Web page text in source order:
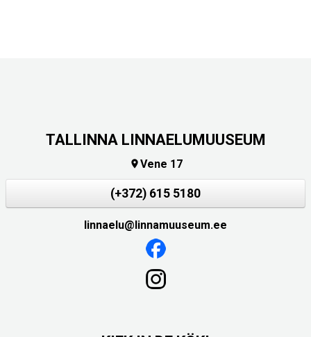
TALLINNA LINNAELUMUUSEUM
Vene 17
(+372) 615 5180
linnaelu@linnamuuseum.ee